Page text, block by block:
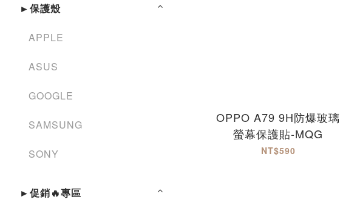
►保護殼
APPLE
ASUS
GOOGLE
SAMSUNG
SONY
►促銷🔥專區
OPPO A79 9H防爆玻璃
螢幕保護貼-MQG
NT$590